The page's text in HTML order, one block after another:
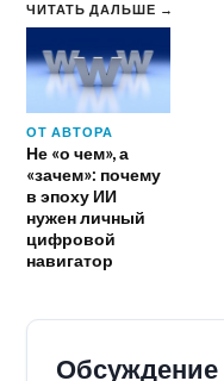
ЧИТАТЬ ДАЛЬШЕ →
ОТ АВТОРА
Не «о чем», а
«зачем»: почему
в эпоху ИИ
нужен личный
цифровой
навигатор
Обсуждение